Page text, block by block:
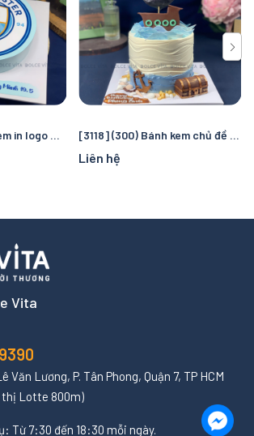
[3819] (60) Bánh kem in logo Manchester City – Quà tặng sinh nhật hoàn hảo cho fan bóng đá [3118] (300) Bánh kem chủ đề cướp biển và đại dương – Chuyến truy tìm kho báu kỳ thú cho bé
Liên hệ
Vita
Văn Lương, P. Tân Phong, Quận 7, TP HCM
Lotte 800m)
Từ 7:30 đến 18:30 mỗi ngày.